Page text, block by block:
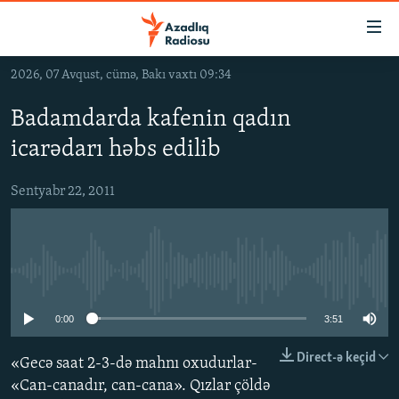
Əsas
qayıt
Əsas
naviqasiyaya
qayıt
Axtarışa
#İZAHLA
KORRUPSIOMETR
#ƏSLINDƏ
MULTIMEDIA
FOTOQALEREYA
OXU ZALI
HAQQIMIZDA
2026, 07 Avqust, cümə, Bakı vaxtı 09:34
Badamdarda kafenin qadın
icarədarı həbs edilib
Sentyabr 22, 2011
0:00 3:51
Direct-ə keçid
«Gecə saat 2-3-də mahnı oxudurlar-
«Can-canadır, can-cana». Qızlar çöldə